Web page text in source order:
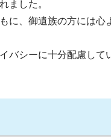
ました。
、御遺族の方には心
シーに十分配慮して